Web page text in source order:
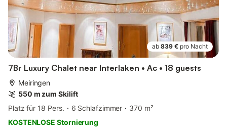
ab 839 € pro Nacht
7Br Luxury Chalet near Interlaken • Ac • 18 guests
Meiringen
550 m zum Skilift
Platz für 18 Pers.
6 Schlafzimmer
370 m²
KOSTENLOSE Stornierung